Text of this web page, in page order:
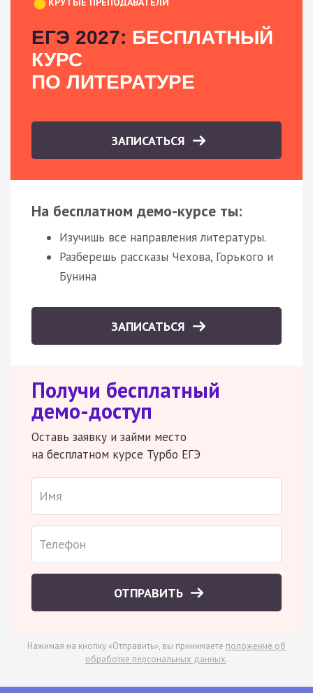
ЕГЭ 2027: БЕСПЛАТНЫЙ
КУРС
ПО ЛИТЕРАТУРЕ
ЗАПИСАТЬСЯ
На бесплатном демо-курсе ты:
Изучишь все направления литературы.
Разберешь рассказы Чехова, Горького и
Бунина
ЗАПИСАТЬСЯ
Получи бесплатный
демо-доступ
Оставь заявку и займи место
на бесплатном курсе Турбо ЕГЭ
ОТПРАВИТЬ
Нажимая на кнопку «Отправить», вы принимаете положение об
обработке персональных данных.